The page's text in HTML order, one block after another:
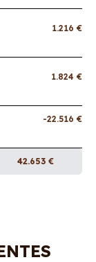
1.216 €
1.824 €
-22.516 €
42.653 €